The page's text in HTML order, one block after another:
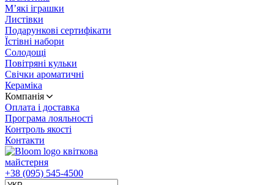
М’які іграшки
Листівки
Подарункові сертифікати
Їстівні набори
Солодощі
Повітряні кульки
Свічки ароматичні
Кераміка
Компанія
Оплата і доставка
Програма лояльності
Контроль якості
Контакти
квіткова
майстерня
+38 (095) 545-4500